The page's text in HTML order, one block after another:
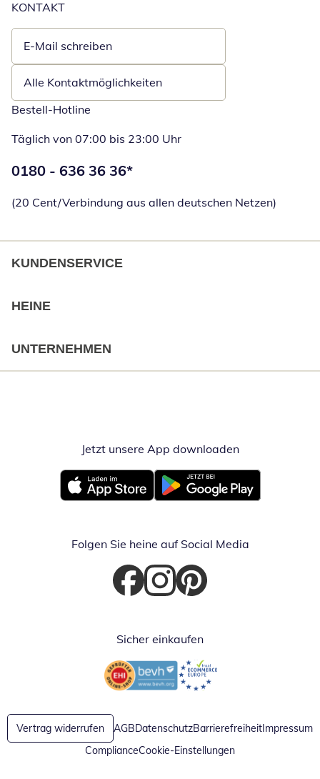
KONTAKT
E-Mail schreiben
Öffnet E-Mail-Client
Alle Kontaktmöglichkeiten
Bestell-Hotline
Täglich von 07:00 bis 23:00 Uhr
Telefonnummer:
0180 - 636 36 36*
(20 Cent/Verbindung aus allen deutschen Netzen)
KUNDENSERVICE
HEINE
UNTERNEHMEN
Jetzt unsere App downloadenÖffnet in
Öffnet in neuem FensterÖffnet in neuem Fenster
Folgen Sie heine auf Social Media
Öffnet in neuem Fenster
Öffnet in neuem Fenster
Öffnet in neuem Fenster
Sicher einkaufen
Öffnet in neuem FensterÖffnet in neuem Fenster
Vertrag widerrufen AGBDatenschutzBarrierefreiheitImpressum
ComplianceCookie-Einstellungen